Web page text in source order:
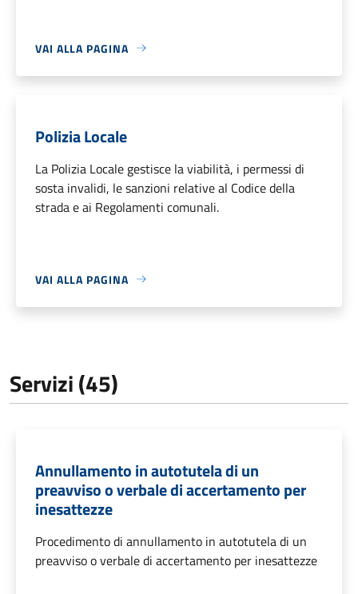
VAI ALLA PAGINA
Polizia Locale
La Polizia Locale gestisce la viabilità, i permessi di
sosta invalidi, le sanzioni relative al Codice della
strada e ai Regolamenti comunali.
VAI ALLA PAGINA
Servizi (45)
Annullamento in autotutela di un
preavviso o verbale di accertamento per
inesattezze
Procedimento di annullamento in autotutela di un
preavviso o verbale di accertamento per inesattezze